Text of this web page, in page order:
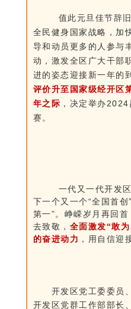
值此元旦佳节辞
全民健身国家战略，加
导和动员更多的人参与
动，激发全区广大干部
进的姿态迎接新一年的
评价升至国家级经开区
年之际 ，决定举办
赛。
一代又一代开发
下一个又一个“全国首创
第一”。峥嵘岁月再回
去致敬， 全面激发“敢
的奋进动力 ，用自信迎
开发区党工委委员
开发区党群工作部部长